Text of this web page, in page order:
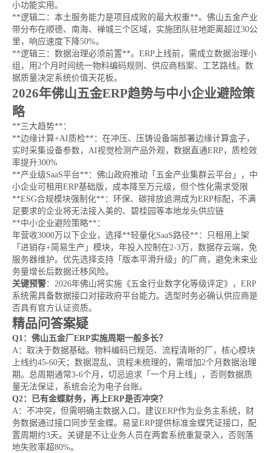
小功能实用。
**逻辑二：本土服务能力是项目成败的最大权重**。佛山五金产业
带分布在顺德、南海、禅城三个区域，实施团队驻地距离超过30公
里，响应速度下降50%。
**逻辑三：数据治理必须前置**。ERP上线前，需成立数据治理小
组，用2个月时间统一物料编码规则、供应商档案、工艺路线。数
据质量决定系统价值天花板。
2026年佛山五金ERP趋势与中小企业避险策
略
**三大趋势**：
**边缘计算+AI质检**：在冲压、压铸设备端部署边缘计算盒子，
实时采集设备参数，AI视觉检测产品外观，数据直通ERP，质检效
率提升300%
**产业级SaaS平台**：佛山政府推动「五金产业集群云平台」，中
小企业可租用ERP基础版，成本降至万元级，但个性化需求受限
**ESG合规模块强制化**：环保、碳排放追溯成为ERP标配，不满
足要求的企业将无法接入美的、碧桂园等本地龙头供应链
**中小企业避险策略**：
年营收3000万以下企业，选择**轻量化SaaS路径**：只租用上架
「进销存+简易生产」模块，年投入控制在2-3万，数据存云端，免
服务器维护。优先选择支持「版本平滑升级」的厂商，避免未来业
务量增长后数据迁移风险。
关键预警：2026年佛山将实施《五金行业数字化等级评定》，ERP
系统需具备数据接口对接政府平台能力。选型时务必确认供应商是
否具有官方认证资质。
精品问答案疑
Q1：佛山五金厂ERP实施周期一般多长？
A：取决于数据基础。物料编码已规范、流程清晰的厂，核心模块
上线约45-60天；数据混乱、流程未梳理的，需增加2个月数据治理
期。总周期通常3-6个月，切忌追求「一个月上线」，否则数据质
量无法保证，系统会沦为电子台账。
Q2：已有金蝶财务，再上ERP是否冲突？
A：不冲突，但需明确主数据入口。建议ERP作为业务主系统，财
务数据通过接口同步至金蝶。易呈ERP提供标准金蝶凭证接口，配
置周期约3天。关键是不让业务人员在两套系统重复录入，否则落
地失败率超80%。